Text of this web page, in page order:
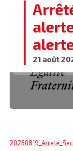
21 août